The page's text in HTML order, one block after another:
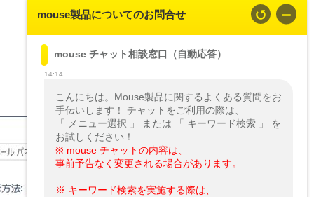
mouse製品についてのお問合せ
mouse チャット相談窓口（自動応答）
14:14
こんにちは。Mouse製品に関するよくある質問をお
手伝いします！ チャットをご利用の際は、
「 メニュー選択 」 または 「 キーワード検索 」 を
※ mouse チャットの内容は、
事前予告なく変更される場合があります。
※ キーワード検索を実施する際は、